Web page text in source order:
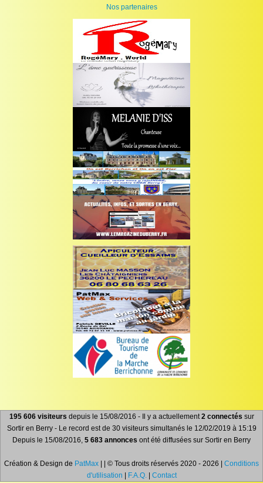
Nos partenaires
195 606 visiteurs depuis le 15/08/2016 - Il y a actuellement2 connectés sur
Sortir en Berry - Le record est de 30 visiteurs simultanés le 12/02/2019 à 15:19
Depuis le 15/08/2016, 5 683 annonces ont été diffusées sur Sortir en Berry
Création & Design de PatMax | | © Tous droits réservés 2020 - 2026 | Conditions
d'utilisation
F.A.Q.| Contact